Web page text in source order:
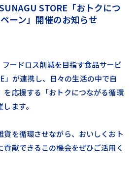
STORE「おトクにつ
ーン」開催のお知らせ
フードロス削減を目指す食品サービ
」が連携し、日々の生活の中で自
を応援する「おトクにつながる循環
ます。
貨を循環させながら、おいしくおト
貢献できるこの機会をぜひご活用く